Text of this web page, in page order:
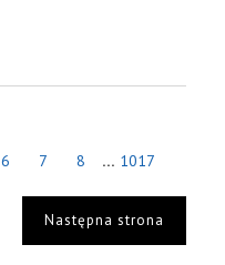
6 7 8 ... 1017
Następna strona